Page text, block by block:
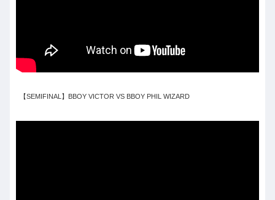
【SEMIFINAL】BBOY VICTOR VS BBOY PHIL WIZARD